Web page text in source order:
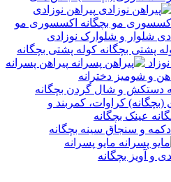
پیراهن نوزادی
اکسسوری مو
شلوار و شلوارک نوزادی
کوله پشتی بچگانه
پیراهن پسرانه
و شومیز دخترانه
دستکش و شال گردن بچگانه
کراوات، کمربند و
عینک بچگانه
دکمه و سنجاق سینه بچگانه
مایو پسرانه
و آویز بچگانه